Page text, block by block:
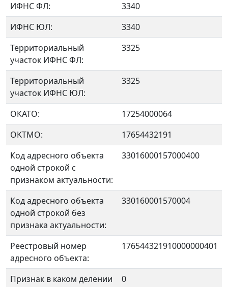
ИФНС ФЛ:
3340
ИФНС ЮЛ:
3340
Территориальный
участок ИФНС ФЛ:
3325
Территориальный
участок ИФНС ЮЛ:
3325
ОКАТО:
17254000064
OKTMO:
17654432191
Код адресного объекта
одной строкой с
признаком актуальности:
33016000157000400
Код адресного объекта
одной строкой без
признака актуальности:
330160001570004
Реестровый номер
адресного объекта:
176544321910000000401
Признак в каком делении
0